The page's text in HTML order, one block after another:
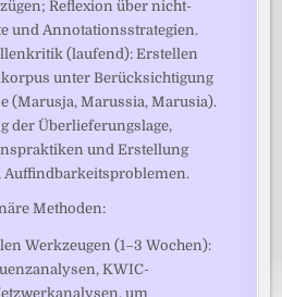
Reflexion über nicht-
und Annotationsstrategien.
(laufend): Erstellen
unter Berücksichtigung
(Marusja, Marussia, Marusia).
der Überlieferungslage,
und Erstellung
Auffindbarkeitsproblemen.
Methoden:
Werkzeugen (1–3 Wochen):
KWIC-
um